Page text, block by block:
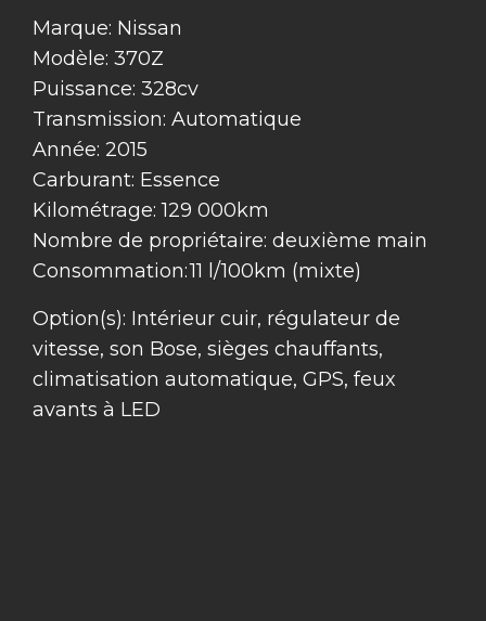
Marque: Nissan
Modèle: 370Z
Puissance: 328cv
Transmission: Automatique
Année: 2015
Carburant: Essence
Kilométrage: 129 000km
Nombre de propriétaire: deuxième main
Consommation: 11 l/100km (mixte)
Option(s): Intérieur cuir, régulateur de
vitesse, son Bose, sièges chauffants,
climatisation automatique, GPS, feux
avants à LED